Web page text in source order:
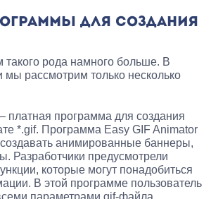
ДЛЯ СОЗДАНИЯ
рода намного больше. В
мы рассмотрим только несколько
платная программа для создания
*.gif. Программа Easy GIF Animator
анимированные баннеры,
Разработчики предусмотрели
которые могут понадобиться
В этой программе пользователь